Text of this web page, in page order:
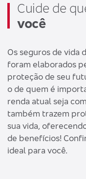
Cuide de
você
Os seguros de vida
foram elaborados
proteção de seu
o de quem é
renda atual seja
também trazem
sua vida,
de benefícios!
ideal para você.